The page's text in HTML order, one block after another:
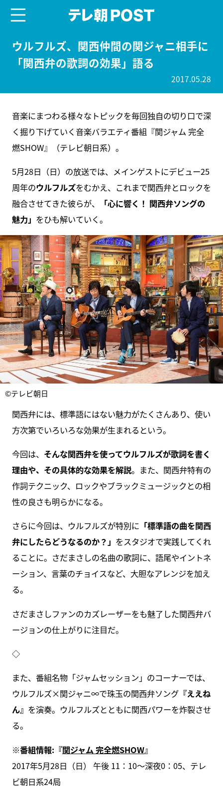
ウルフルズ、関西仲間の関ジャニ相手に
「関西弁の歌詞の効果」語る
2017.05.28
音楽にまつわる様々なトピックを毎回独自の切り口で深
く掘り下げていく音楽バラエティ番組『関ジャム 完全
燃SHOW』（テレビ朝日系）。
5月28日（日）の放送では、メインゲストにデビュー25
周年のウルフルズをむかえ、これまで関西弁とロックを
融合させてきた彼らが、
「心に響く！ 関西弁ソングの
魅力」 をひも解いていく。
©テレビ朝日
関西弁には、標準語にはない魅力がたくさんあり、使い
方次第でいろいろな効果が生まれるという。
今回は、 そんな関西弁を使ってウルフルズが歌詞を書く
理由や、その具体的な効果を解説。また、関西弁特有の
作詞テクニック、ロックやブラックミュージックとの相
性の良さも明らかになる。
さらに今回は、ウルフルズが特別に 「標準語の曲を関西
弁にしたらどうなるのか？」 をスタジオで実践してくれ
ることに。さだまさしの名曲の歌詞に、語尾やイントネ
ーション、言葉のチョイスなど、大胆なアレンジを加え
る。
さだまさしファンのカズレーザーをも魅了した関西弁バ
ージョンの仕上がりに注目だ。
◇
また、番組名物「ジャムセッション」のコーナーでは、
ウルフルズ×関ジャニ∞で珠玉の関西弁ソング『ええね
ん』 を演奏。ウルフルズとともに関西パワーを炸裂させ
る。
※番組情報:『関ジャム 完全燃SHOW』
2017年5月28日（日） 午後 11：10～深夜0：05、テレ
ビ朝日系24局